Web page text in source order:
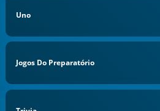
Uno
Jogos Do Preparatório